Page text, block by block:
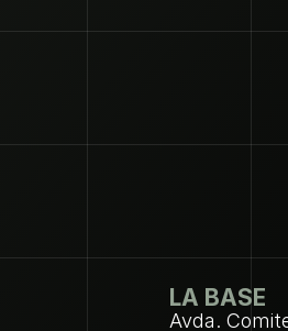
LA BASE
Avda.